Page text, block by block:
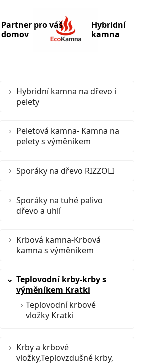
Partner pro váš
domov
Hybridní
kamna
Hybridní kamna na dřevo i
pelety
Peletová kamna- Kamna na
pelety s výměníkem
Sporáky na dřevo RIZZOLI
Sporáky na tuhé palivo
dřevo a uhlí
Krbová kamna-Krbová
kamna s výměníkem
Teplovodní krby-krby s
výměníkem Kratki
Teplovodní krbové
vložky Kratki
Krby a krbové
vložky,Teplovzdušné krby,